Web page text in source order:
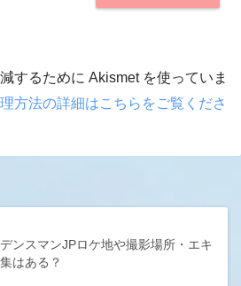
するために Akismet を使っていま
方法の詳細はこちらをご覧くださ
ンスマンJPロケ地や撮影場所・エキ
はある？